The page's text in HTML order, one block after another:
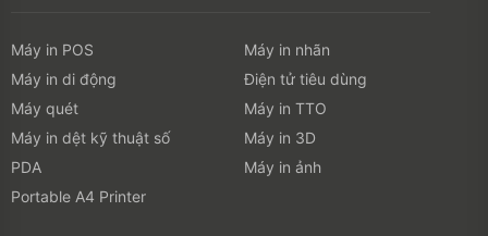
Máy in POS
Máy in nhãn
Máy in di động
Điện tử tiêu dùng
Máy quét
Máy in TTO
Máy in dệt kỹ thuật số
Máy in 3D
PDA
Máy in ảnh
Portable A4 Printer